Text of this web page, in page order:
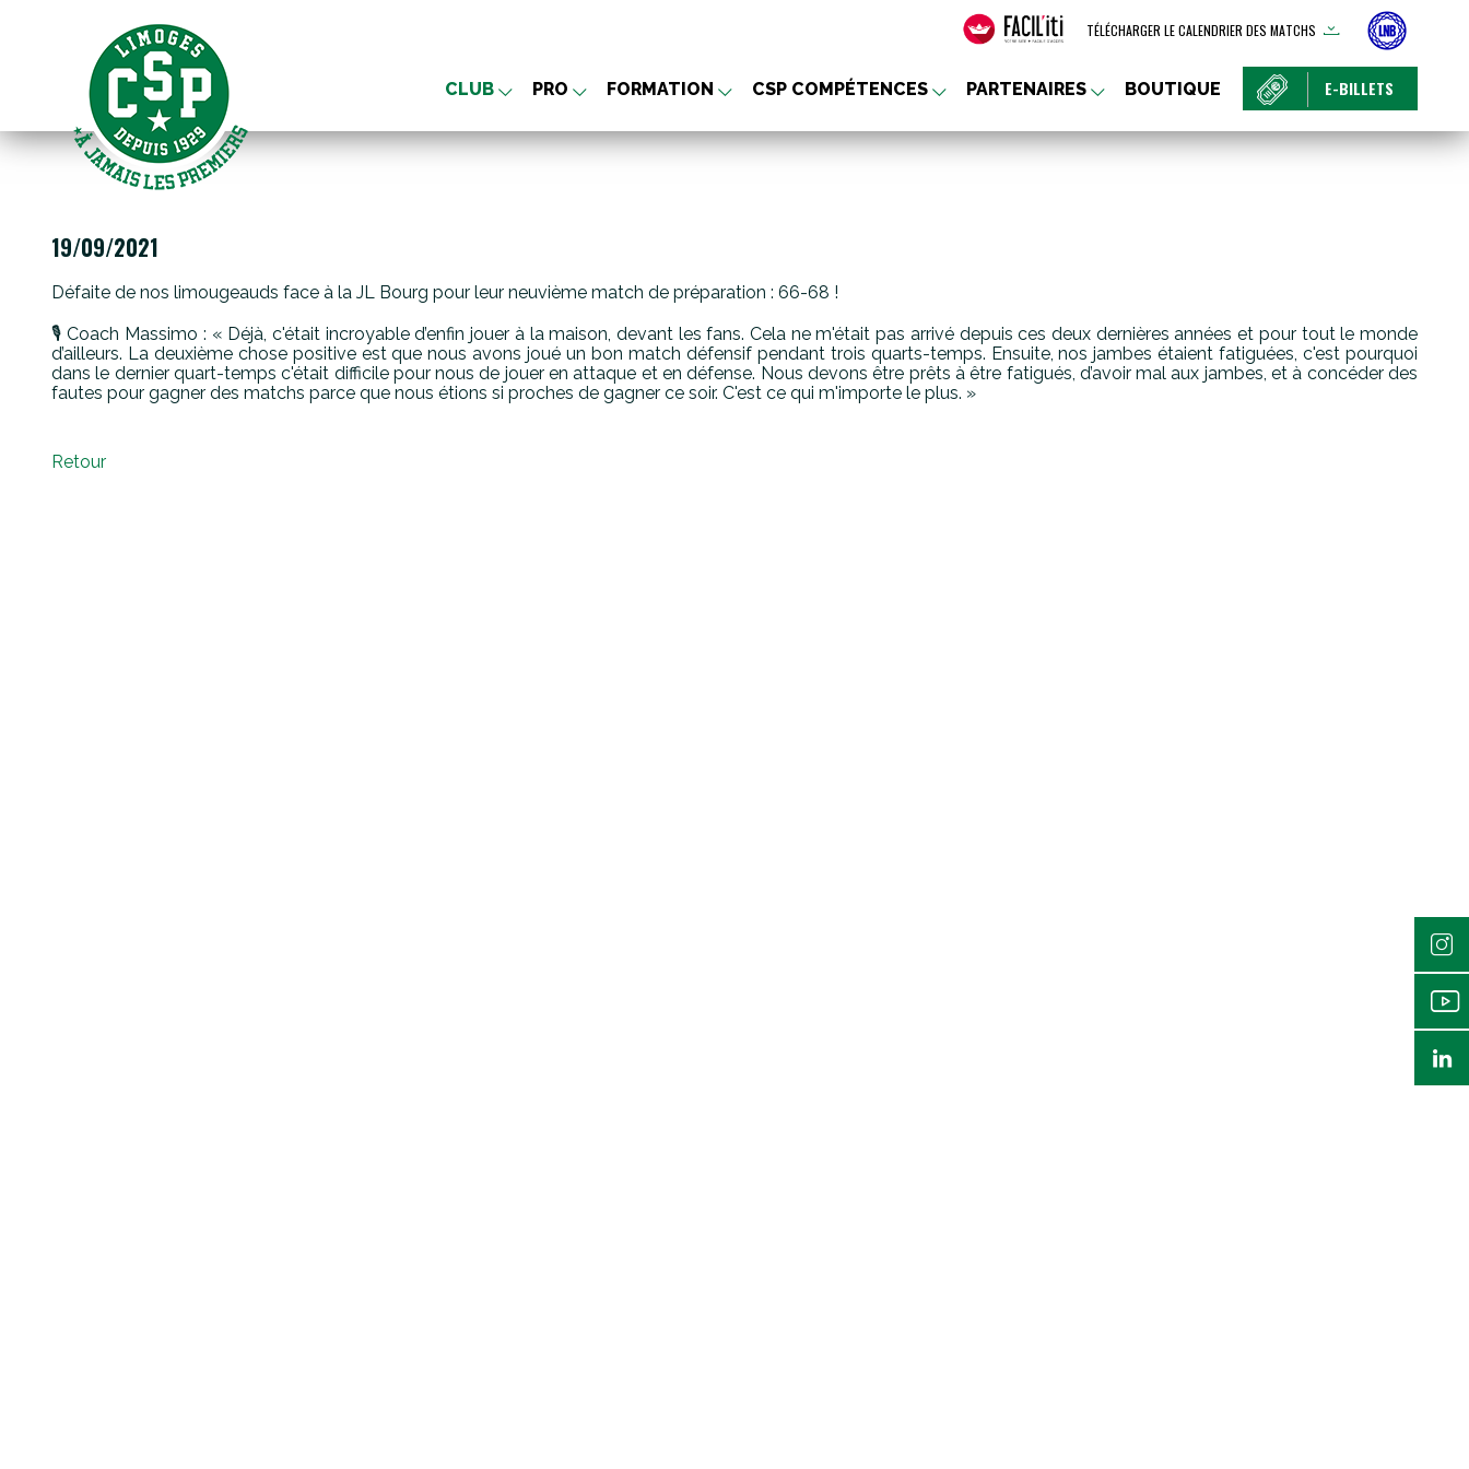
TÉLÉCHARGER LE CALENDRIER DES MATCHS
E-BILLETS
auCLUB PRO FORMATION CSP COMPÉTENCES PARTENAIRES BOUTIQUE
19/09/2021
Défaite de nos limougeauds face à la JL Bourg pour leur neuvième match de préparation : 66-68 !
🎙 Coach Massimo : « Déjà, c'était incroyable d’enfin jouer à la maison, devant les fans. Cela ne m'était pas arrivé depuis ces deux dernières années et pour tout le monde
d’ailleurs. La deuxième chose positive est que nous avons joué un bon match défensif pendant trois quarts-temps. Ensuite, nos jambes étaient fatiguées, c'est pourquoi
dans le dernier quart-temps c'était difficile pour nous de jouer en attaque et en défense. Nous devons être prêts à être fatigués, d’avoir mal aux jambes, et à concéder des
fautes pour gagner des matchs parce que nous étions si proches de gagner ce soir. C'est ce qui m'importe le plus. »
Retour